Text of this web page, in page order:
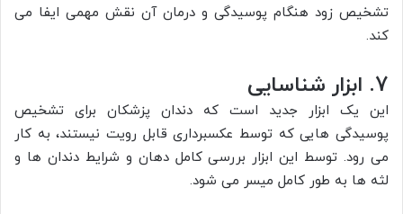
تشخیص زود هنگام پوسیدگی و درمان آن نقش مهمی ایفا می
کند.
7. ابزار شناسایی
این یک ابزار جدید است که دندان پزشکان برای تشخیص
پوسیدگی هایی که توسط عکسبرداری قابل رویت نیستند، به کار
می رود. توسط این ابزار بررسی کامل دهان و شرایط دندان ها و
لثه ها به طور کامل میسر می شود.